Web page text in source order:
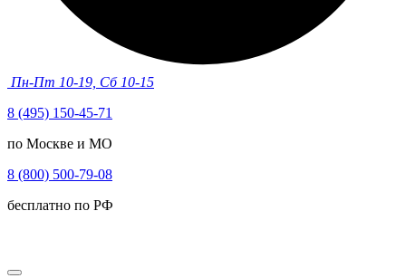
Пн-Пт 10-19, Сб 10-15
8 (495) 150-45-71
по Москве и МО
8 (800) 500-79-08
бесплатно по РФ